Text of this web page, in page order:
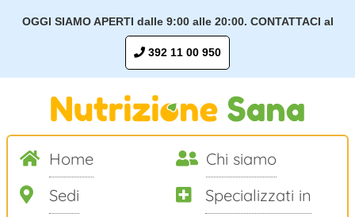
OGGI SIAMO APERTI dalle 9:00 alle 20:00. CONTATTACI al
392 11 00 950
Home
Chi siamo
Sedi
Specializzati in